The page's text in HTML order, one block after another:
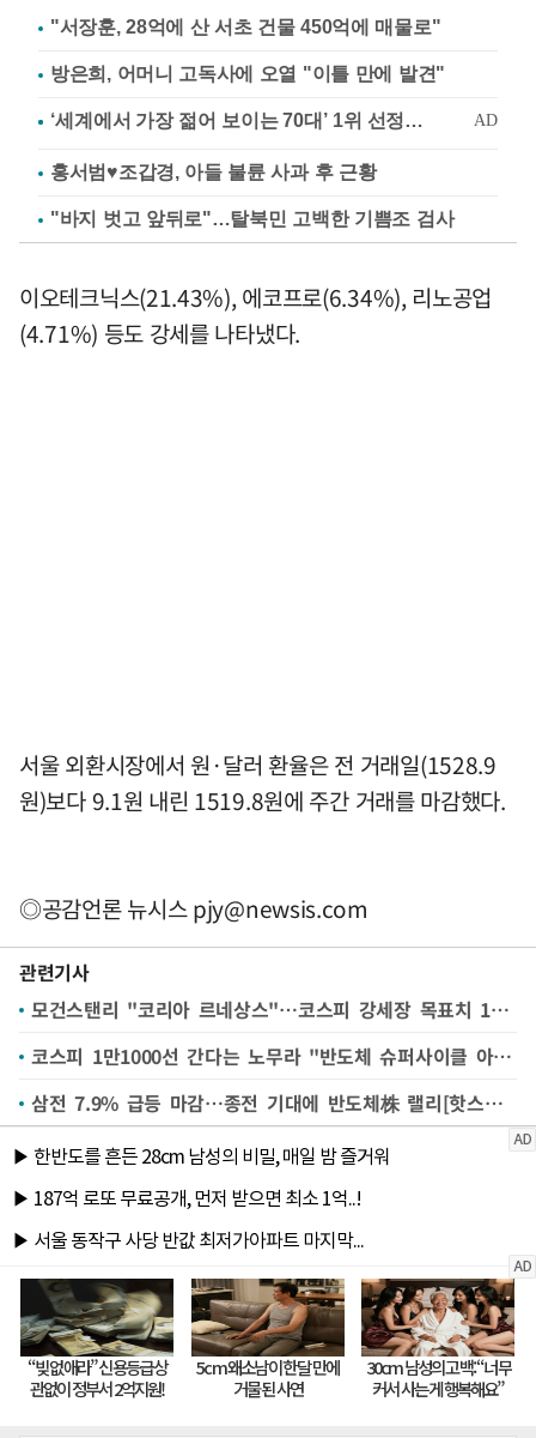
"서장훈, 28억에 산 서초 건물 450억에 매물로"
방은희, 어머니 고독사에 오열 "이틀 만에 발견"
홍서범♥조갑경, 아들 불륜 사과 후 근황
"바지 벗고 앞뒤로"…탈북민 고백한 기쁨조 검사
이오테크닉스(21.43%), 에코프로(6.34%), 리노공업
(4.71%) 등도 강세를 나타냈다.
서울 외환시장에서 원·달러 환율은 전 거래일(1528.9
원)보다 9.1원 내린 1519.8원에 주간 거래를 마감했다.
◎공감언론 뉴시스pjy@newsis.com
관련기사
모건스탠리 "코리아 르네상스"…코스피 강세장 목표치 1만500p 제시
코스피 1만1000선 간다는 노무라 "반도체 슈퍼사이클 아직 초입"
삼전 7.9% 급등 마감…종전 기대에 반도체株 랠리[핫스탁](종합)